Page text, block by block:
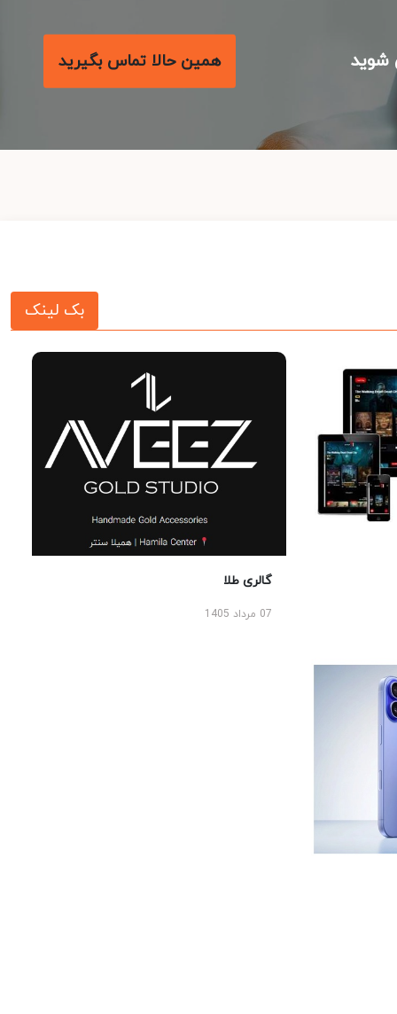
همین حالا تماس بگیرید
بک لینک
گالری طلا
07 مرداد 1405